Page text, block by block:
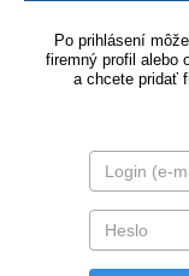
Po prihlásení
firemný profil alebo
a chcete pridať